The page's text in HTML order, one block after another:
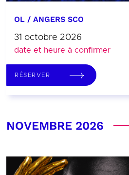
OL / ANGERS SCO
31 octobre 2026
date et heure à confirmer
RÉSERVER
NOVEMBRE 2026